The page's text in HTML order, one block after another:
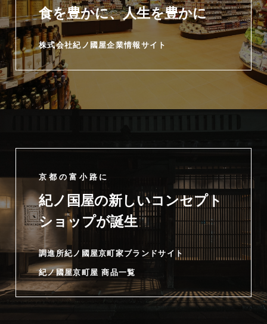
食を豊かに、人生を豊かに
株式会社紀ノ國屋企業情報サイト
京都の富小路に
紀ノ国屋の新しいコンセプト
ショップが誕生
調進所紀ノ國屋京町家ブランドサイト
紀ノ國屋京町屋 商品一覧